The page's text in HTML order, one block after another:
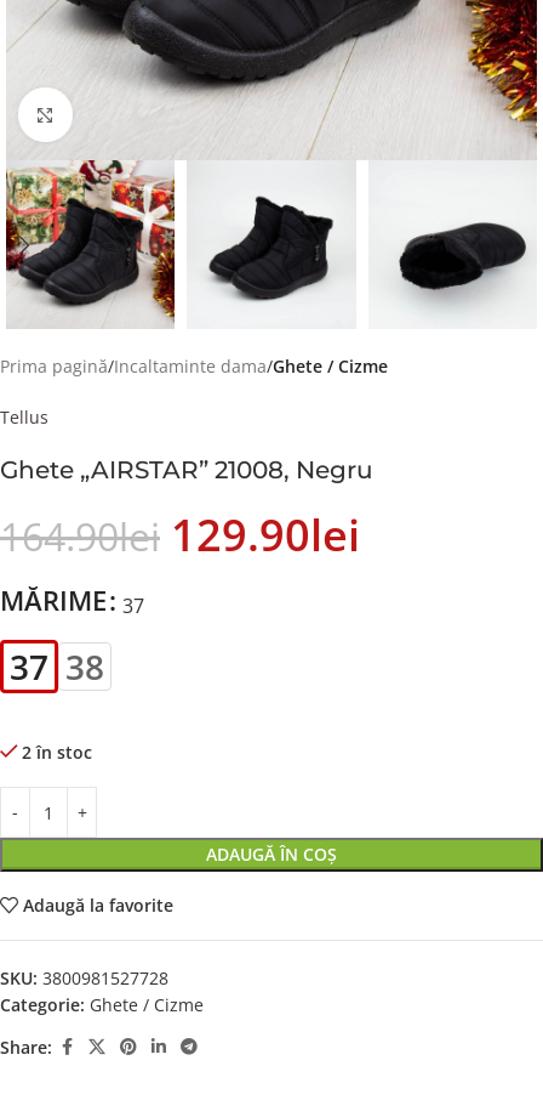
Faceți click pentru a mări
Prima pagină Incaltaminte dama Ghete / Cizme
Tellus
Ghete „AIRSTAR” 21008, Negru
164.90Lei 129.90Lei
MĂRIME 37
37 38
2 în stoc
ADAUGĂ ÎN COȘ
Adaugă la favorite
SKU: 3800981527728
Categorie: Ghete / Cizme
Share: